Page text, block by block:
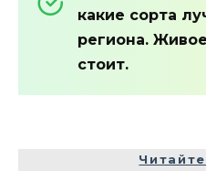
какие сорта
региона.
стоит.